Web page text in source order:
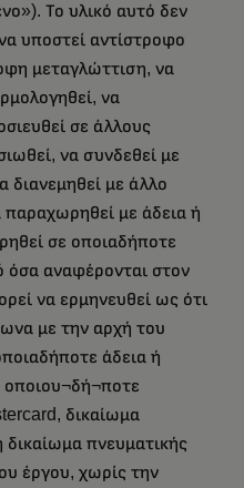
Το υλικό αυτό δεν
υποστεί αντίστροφο
μεταγλώττιση, να
να
σε άλλους
να συνδεθεί με
διανεμηθεί με άλλο
παραχωρηθεί με άδεια ή
σε οποιαδήποτε
αναφέρονται στον
να ερμηνευθεί ως ότι
με την αρχή του
άδεια ή
οποιου¬δή¬ποτε
δικαίωμα
δικαίωμα πνευματικής
έργου, χωρίς την